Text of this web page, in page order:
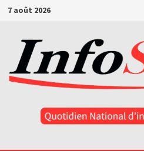
Passer
contenu
7 août 2026